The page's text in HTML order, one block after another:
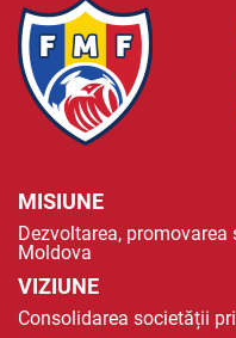
MISIUNE
Dezvoltarea,
Moldova
VIZIUNE
Consolidarea societății